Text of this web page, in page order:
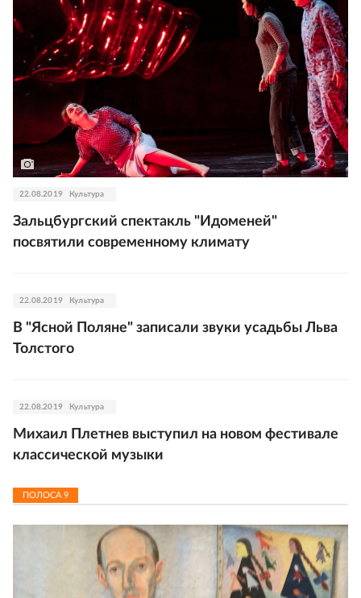
22.08.2019 Культура
Зальцбургский спектакль "Идоменей"
посвятили современному климату
22.08.2019 Культура
В "Ясной Поляне" записали звуки усадьбы Льва
Толстого
22.08.2019 Культура
Михаил Плетнев выступил на новом фестивале
классической музыки
ПОЛОСА 9